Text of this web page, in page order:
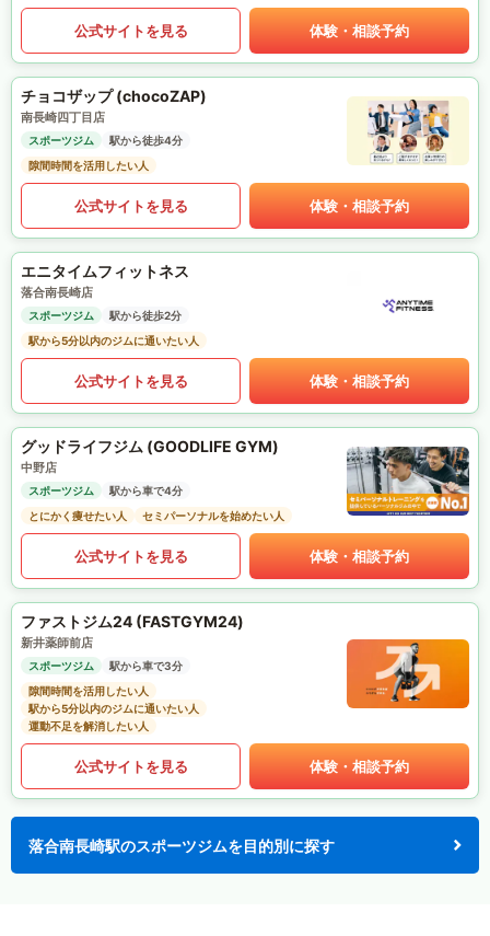
公式サイトを見る 体験・相談予約
チョコザップ (chocoZAP)
南長崎四丁目店
スポーツジム
駅から徒歩4分
隙間時間を活用したい人
公式サイトを見る 体験・相談予約
エニタイムフィットネス
落合南長崎店
スポーツジム
駅から徒歩2分
駅から5分以内のジムに通いたい人
公式サイトを見る 体験・相談予約
グッドライフジム (GOODLIFE GYM)
中野店
スポーツジム
駅から車で4分
とにかく痩せたい人
セミパーソナルを始めたい人
公式サイトを見る 体験・相談予約
ファストジム24 (FASTGYM24)
新井薬師前店
スポーツジム
駅から車で3分
隙間時間を活用したい人
駅から5分以内のジムに通いたい人
運動不足を解消したい人
公式サイトを見る 体験・相談予約
落合南長崎駅のスポーツジムを目的別に探す